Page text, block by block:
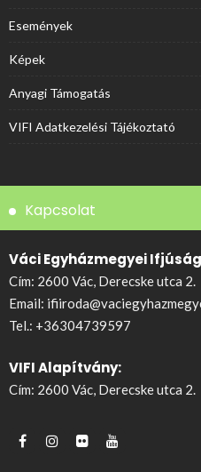
Események
Képek
Anyagi Támogatás
VIFI Adatkezelési Tájékoztató
Kapcsolat
Váci Egyházmegyei
Cím: 2600 Vác, Derecske utca 2.
Email:
Tel.: +36304739597
VIFI Alapítvány:
Cím: 2600 Vác, Derecske utca 2.